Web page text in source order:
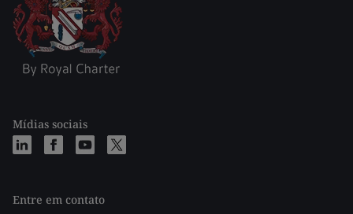
Mídias sociais
Entre em contato